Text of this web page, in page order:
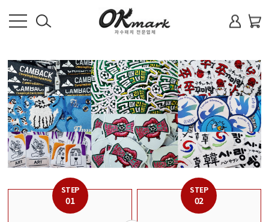
소
개
상
품
안
내
제
방
STEP
01
STEP
02